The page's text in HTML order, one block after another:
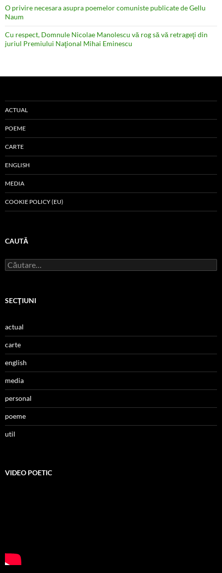
O privire necesara asupra poemelor comuniste publicate de Gellu
Naum
Cu respect, Domnule Nicolae Manolescu vă rog să vă retrageţi din
juriul Premiului Naţional Mihai Eminescu
ACTUAL
POEME
CARTE
ENGLISH
MEDIA
COOKIE POLICY (EU)
CAUTĂ
Caută
după:
SECŢIUNI
actual
carte
english
media
personal
poeme
util
VIDEO POETIC